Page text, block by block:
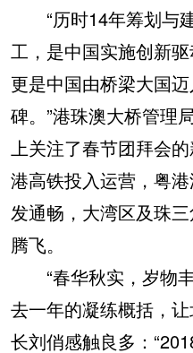
“历时14年筹划与
工，是中国实施创新
更是中国由桥梁大国
碑。”港珠澳大桥管理
上关注了春节团拜会
港高铁投入运营，粤
发通畅，大湾区及珠
腾飞。
“春华秋实，岁物丰
去一年的凝练概括，
长刘俏感触良多：